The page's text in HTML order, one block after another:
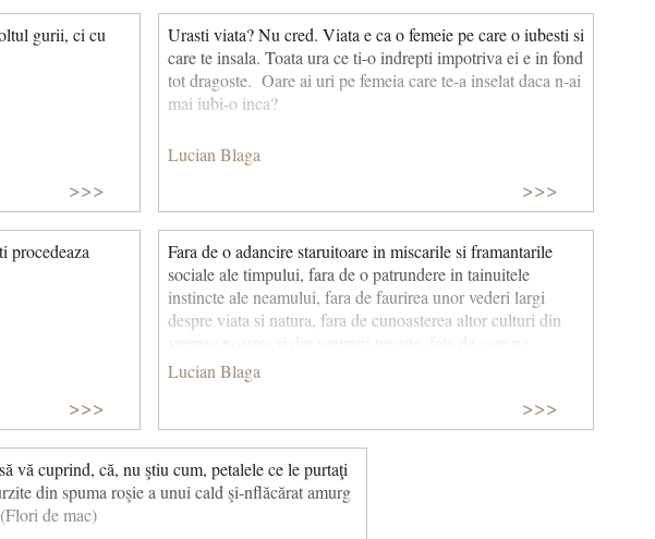
gurii, ci cu
>>>
Urasti viata? Nu cred. Viata e ca o femeie pe care o iubesti si
care te insala. Toata ura ce ti-o indrepti impotriva ei e in fond
tot dragoste. Oare ai uri pe femeia care te-a inselat daca n-ai
mai iubi-o inca?
Lucian Blaga
>>>
procedeaza
>>>
Fara de o adancire staruitoare in miscarile si framantarile
sociale ale timpului, fara de o patrundere in tainuitele
instincte ale neamului, fara de faurirea unor vederi largi
despre viata si natura, fara de cunoasterea altor culturi din
afirmam si ne cristalizam propriul spirit etnic-cultural, cum
isi inchipuie artistii sa dea lumii o opera de arta, in care sa se
concretizeze toate pornirile constiente si inconstiente ale
unui om? Operele de arta…sa fie expresia unor personalitati
despre fiinta si rostul existentei, personalitati bogate in viata
launtrica, in intrebari, in indoieli, in aventuri si ganduri.
Lucian Blaga
>>>
vă cuprind, că, nu ştiu cum, petalele ce le purtaţi
din spuma roşie a unui cald şi-nflăcărat amurg
de mac)